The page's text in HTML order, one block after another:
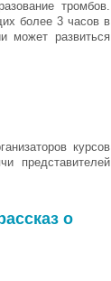
тромбов.
более 3 часов в
может развиться
курсов
представителей
о